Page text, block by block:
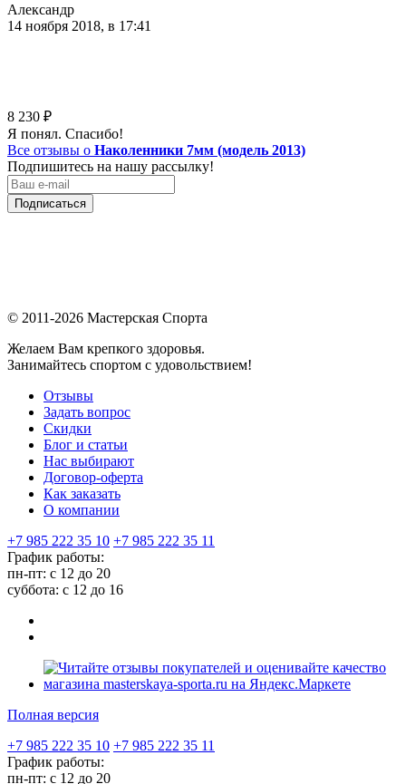
Александр
14 ноября 2018, в 17:41
8 230 ₽
Я понял. Спасибо!
Все отзывы о Наколенники 7мм (модель 2013)
Подпишитесь на нашу рассылку!
Подписаться
© 2011-2026 Мастерская Спорта
Желаем Вам крепкого здоровья.
Занимайтесь спортом с удовольствием!
Отзывы
Задать вопрос
Скидки
Блог и статьи
Нас выбирают
Договор-оферта
Как заказать
О компании
+7 985 222 35 10 +7 985 222 35 11
График работы:
пн-пт: с 12 до 20
суббота: c 12 до 16
Полная версия
+7 985 222 35 10 +7 985 222 35 11
График работы:
пн-пт: с 12 до 20